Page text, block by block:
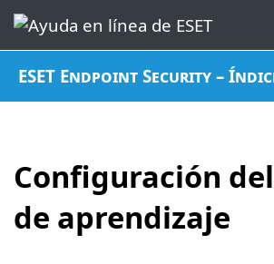
ESET Endpoint Security –
Configuración
de aprendizaje